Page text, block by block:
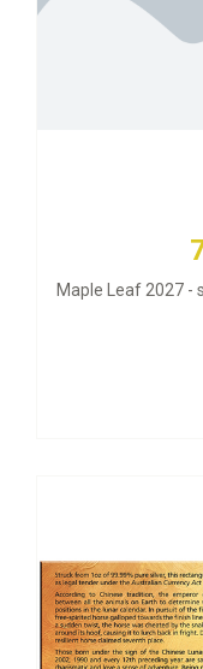
Maple Leaf 2027 -